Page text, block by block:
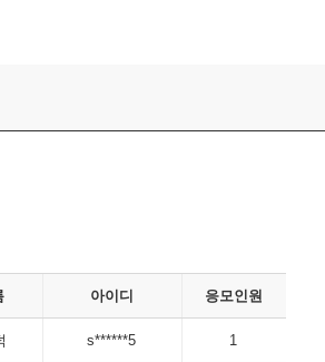
아이디 응모인원
s******5 1